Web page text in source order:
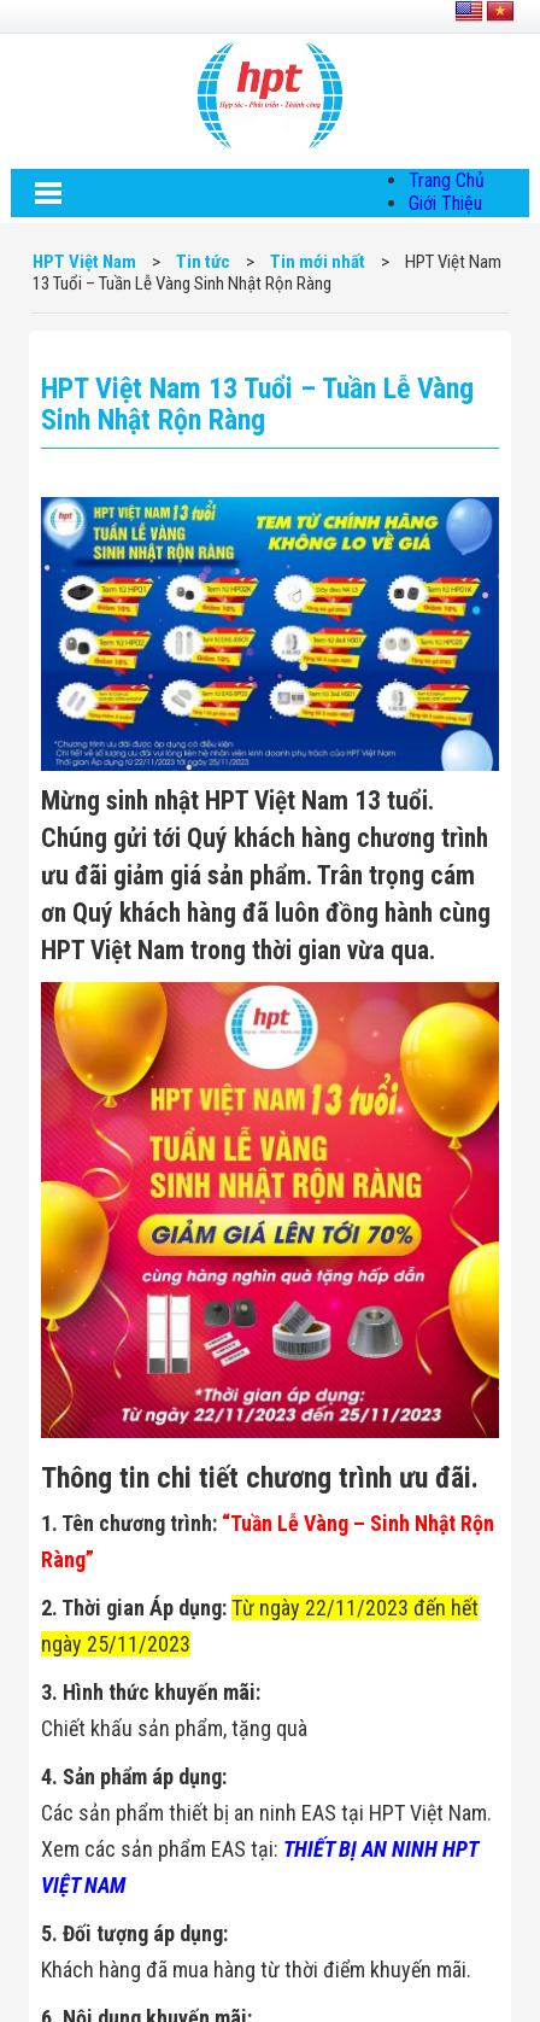
Trang Chủ
Giới Thiệu
Nam
Hội Đồng Quản
Mật Thông Tin
Chiến Lược
Thông Tin
Giải Pháp
Giải Pháp Thiết
Bị Ngành Thủy
Sản - Đông
Lạnh
Giải Pháp Thiết
Bị Ngành Thực
Phẩm Đóng Gói
Giải Pháp Thiết
Bị Ngành May
Mặc - Giày Da
Giải Pháp Thiết
Bị Ngành Linh
Kiện Điện Tử
Giải Pháp Thiết
Bị Ngành Giáo
Dục
Giải Pháp Thiết
Bị Ngành Bán
Giải Pháp
Chuyên Dụng
Ngành Công An
- Quân Đội
Giải Pháp Bãi
Giữ Xe Thông
Minh
Sản Phẩm
THIẾT BỊ AN
NINH
Camera Thông
Minh
Cổng Từ Siêu
Thị
Máy Đếm
Người
Máy Dò Tìm
Thuốc Nổ
Phòng Chống
Khủng Bố
Camera Đo
Thân Nhiệt
THIẾT BỊ
CHUYÊN
DỤNG
Máy Dò Tạp
Tương Tác
Màn Hình LED
Thiết Bị Công
Ống Nhòm
Máy Kiểm Tra
HPT Việt Nam > Tin tức > Tin mới nhất >
HPT Việt Nam
13 Tuổi – Tuần Lễ Vàng Sinh Nhật Rộn Ràng
HPT Việt Nam 13 Tuổi – Tuần Lễ Vàng
Sinh Nhật Rộn Ràng
Mừng sinh nhật HPT Việt Nam 13 tuổi.
Chúng gửi tới Quý khách hàng chương trình
ưu đãi giảm giá sản phẩm. Trân trọng cám
ơn Quý khách hàng đã luôn đồng hành cùng
HPT Việt Nam trong thời gian vừa qua.
Thông tin chi tiết chương trình ưu đãi.
1. Tên chương trình: “Tuần Lễ Vàng – Sinh Nhật Rộn
Ràng”
2. Thời gian Áp dụng: Từ ngày 22/11/2023 đến hết
ngày 25/11/2023
3. Hình thức khuyến mãi:
Chiết khấu sản phẩm, tặng quà
4. Sản phẩm áp dụng:
Các sản phẩm thiết bị an ninh EAS tại HPT Việt Nam.
Xem các sản phẩm EAS tại: THIẾT BỊ AN NINH HPT
VIỆT NAM
5. Đối tượng áp dụng:
Khách hàng đã mua hàng từ thời điểm khuyến mãi.